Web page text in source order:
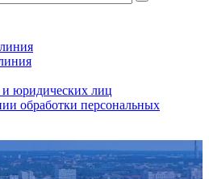
юридических лиц
обработки персональных